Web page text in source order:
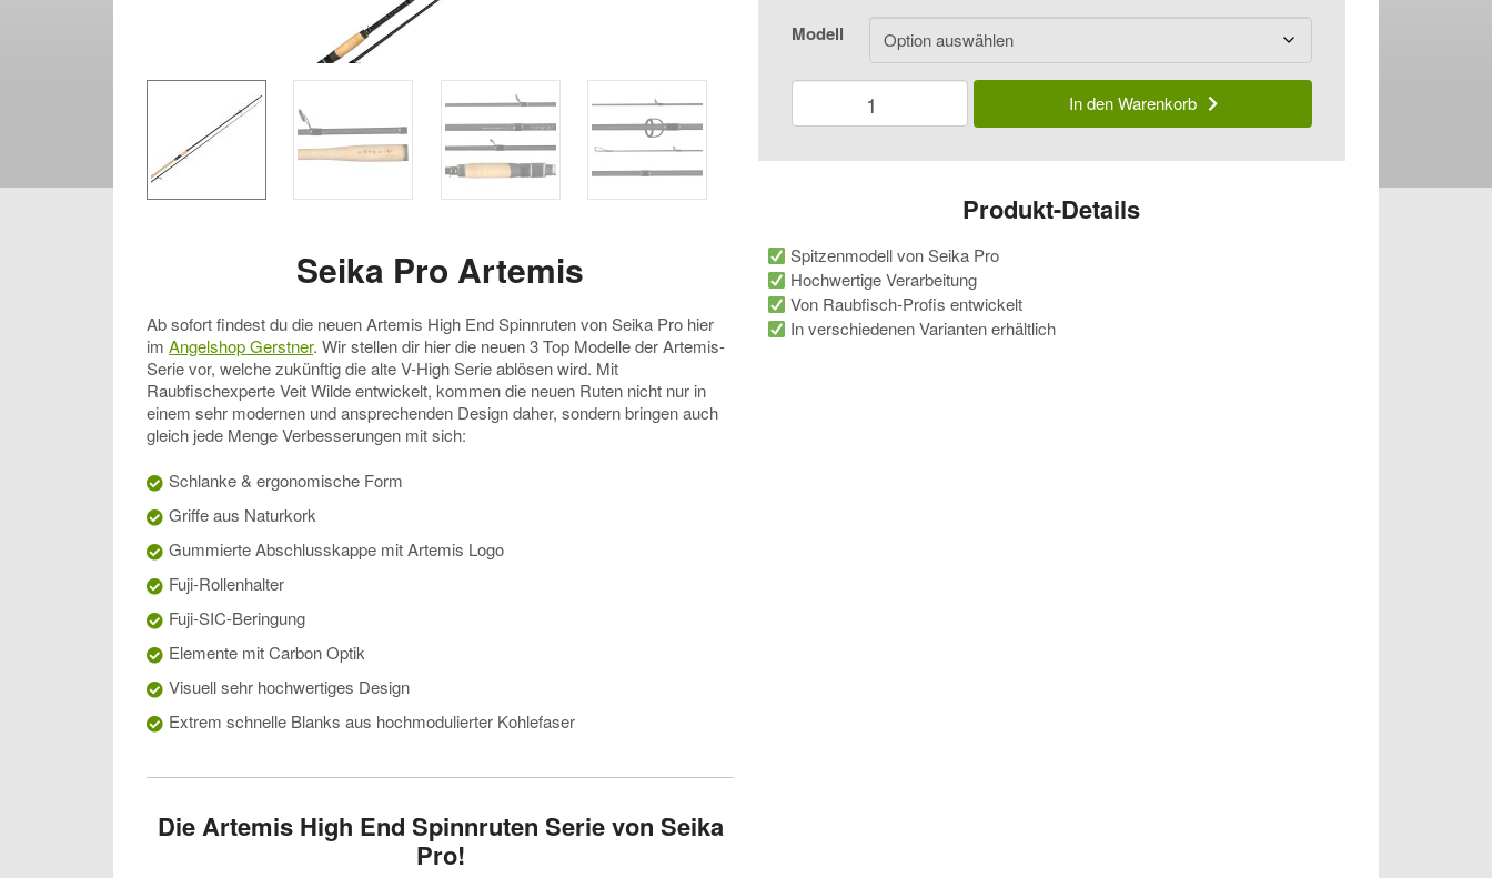
Seika Pro Artemis
Ab sofort findest du die neuen Artemis High End Spinnruten von Seika Pro hier
im Angelshop Gerstner. Wir stellen dir hier die neuen 3 Top Modelle der Artemis-
Serie vor, welche zukünftig die alte V-High Serie ablösen wird. Mit
Raubfischexperte Veit Wilde entwickelt, kommen die neuen Ruten nicht nur in
einem sehr modernen und ansprechenden Design daher, sondern bringen auch
gleich jede Menge Verbesserungen mit sich:
Schlanke & ergonomische Form
Griffe aus Naturkork
Gummierte Abschlusskappe mit Artemis Logo
Fuji-Rollenhalter
Fuji-SIC-Beringung
Elemente mit Carbon Optik
Visuell sehr hochwertiges Design
Extrem schnelle Blanks aus hochmodulierter Kohlefaser
Die Artemis High End Spinnruten Serie von Seika
Pro!
Modell
Seika
Artemis
Menge
In den Warenkorb
Produkt-Details
Spitzenmodell von Seika Pro
Hochwertige Verarbeitung
Von Raubfisch-Profis entwickelt
In verschiedenen Varianten erhältlich